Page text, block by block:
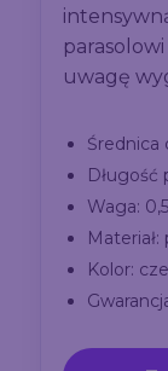
uwagę
Średnica
Długość
Waga:
Kolor: